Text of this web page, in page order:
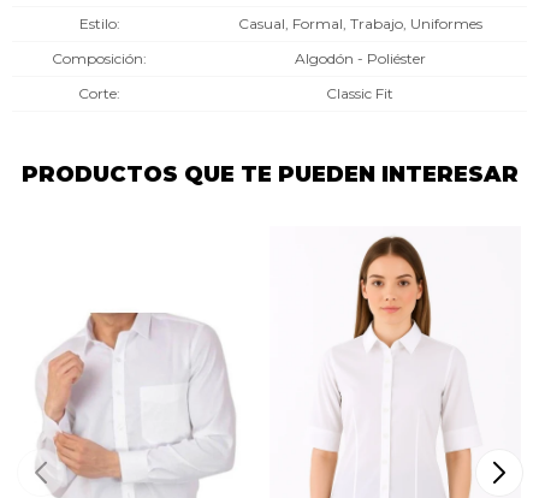
Estilo
Casual, Formal, Trabajo, Uniformes
Composición
Algodón - Poliéster
Corte
Classic Fit
PRODUCTOS QUE TE PUEDEN INTERESAR